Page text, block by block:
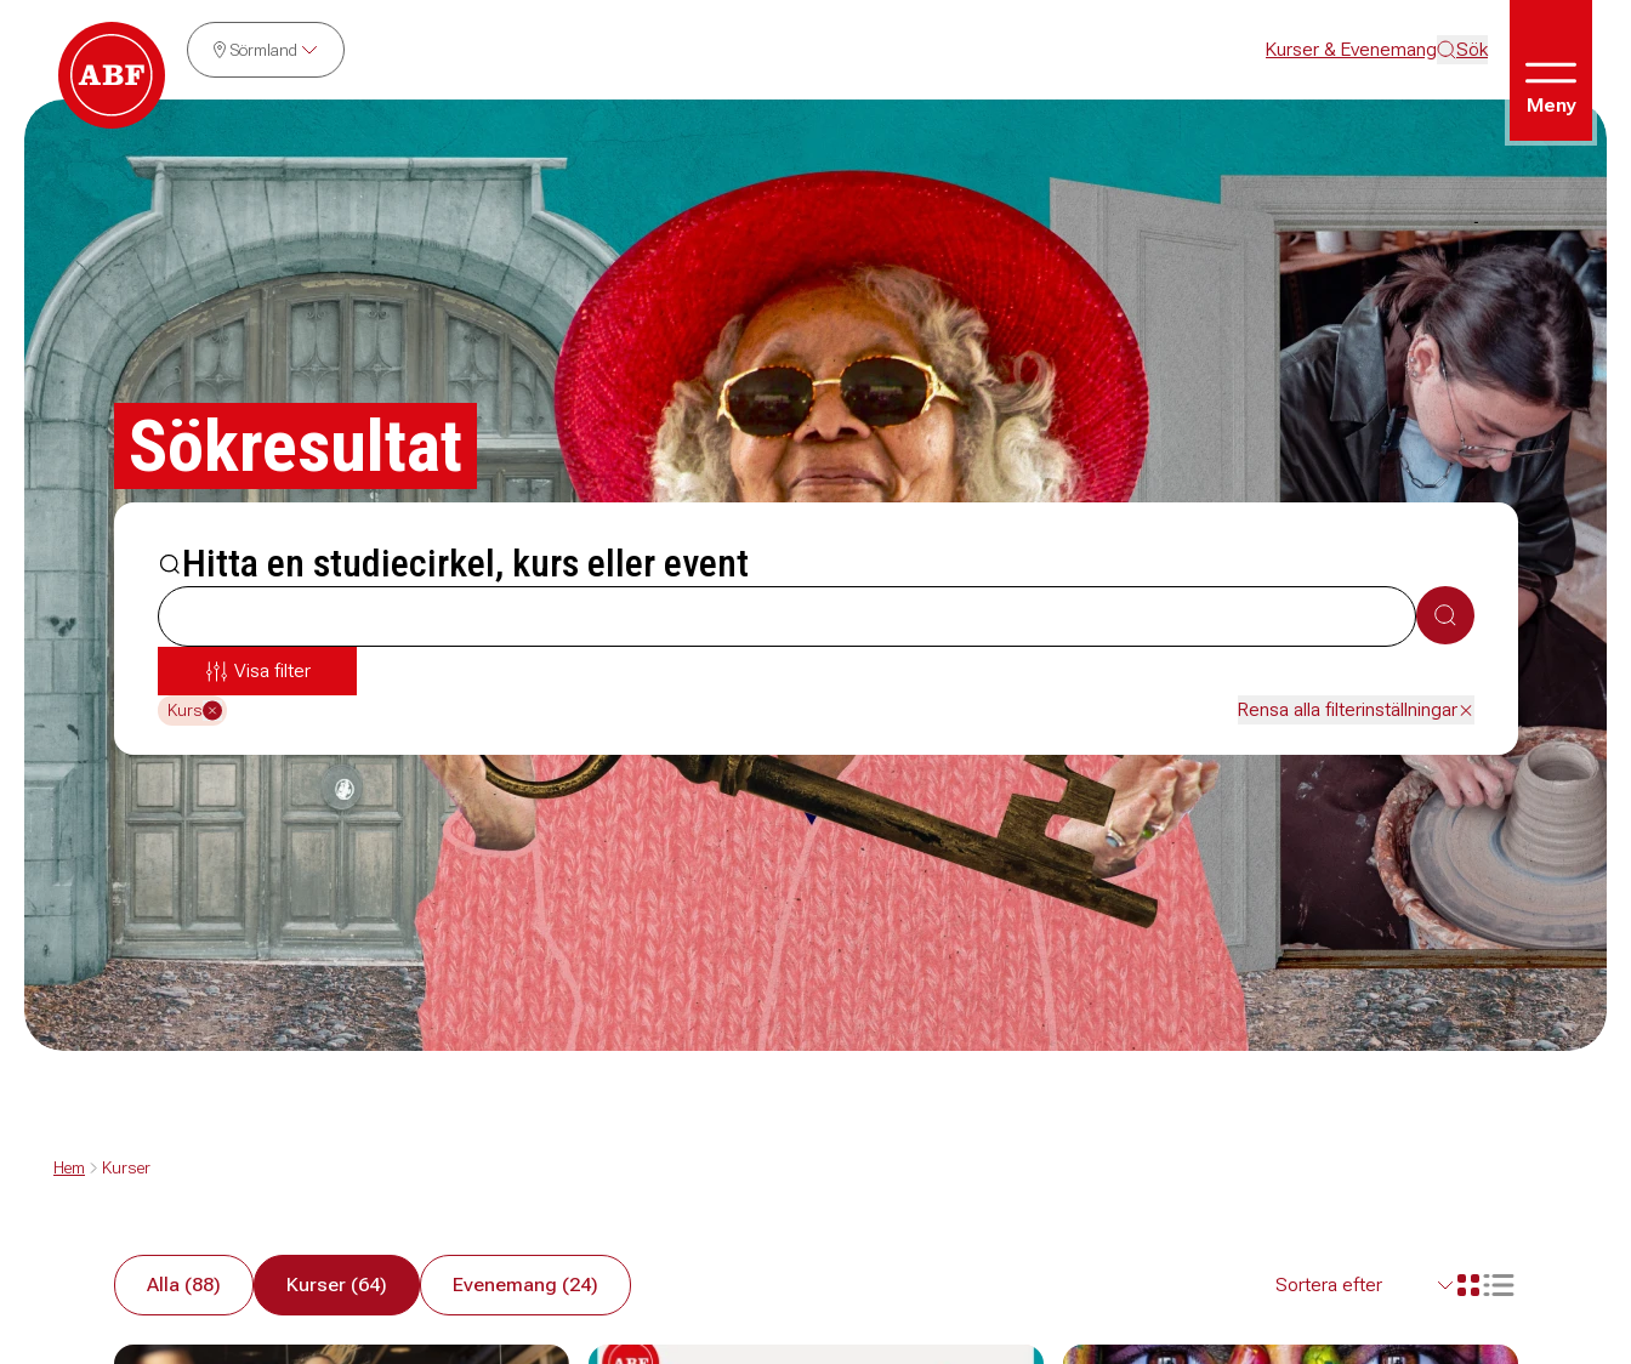
Sörmland Kurser & Evenemang Sök
Meny
Sökresultat
Hitta en studiecirkel, kurs eller event
Sök
Visa filter
Kurs Rensa alla filterinställningar
Hem Kurser
Alla (88) Kurser (64) Evenemang (24) Visa resultaten i ett
Visa resultaten